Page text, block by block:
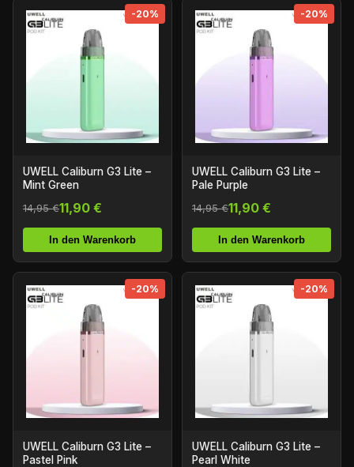
-20%
UWELL Caliburn G3 Lite –
Mint Green
14,95 €11,90 €
In den Warenkorb
-20%
UWELL Caliburn G3 Lite –
Pale Purple
14,95 €11,90 €
In den Warenkorb
-20%
UWELL Caliburn G3 Lite –
Pastel Pink
-20%
UWELL Caliburn G3 Lite –
Pearl White